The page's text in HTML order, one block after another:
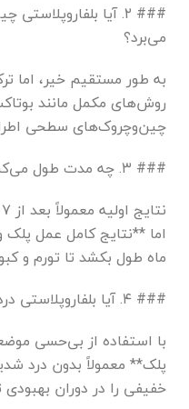
### ۲. آیا
می‌برد؟
به طور مستقیم خیر، اما
روش‌های مکمل مانند
چین‌وچروک‌های سطحی
### ۳. چه مدت طول می‌کشد تا نتیجه نهایی دیده شود؟
ماه طول بکشد تا تورم و
### ۴. آیا بلفاروپلاستی دردناک است؟
با استفاده از بی‌حسی
پلک** معمولاً بدون درد
خفیفی را در دوران